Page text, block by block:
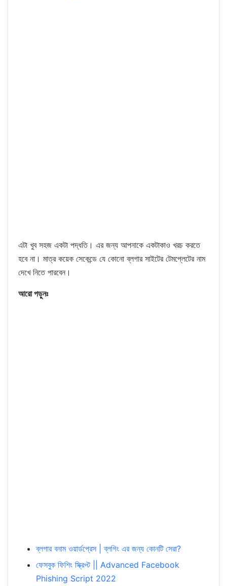
এটা খুব সহজ একটা পদ্ধতি। এর জন্য আপনাকে একটাকাও খরচ করতে
হবে না। মাত্র কয়েক সেকেন্ডে যে কোনো ব্লগার সাইটের টেমপ্লেটের নাম
দেখে নিতে পারবেন।
আরো পড়ুনঃ
ব্লগার বনাম ওয়ার্ডপ্রেস | ব্লগিং এর জন্য কোনটি সেরা?
ফেসবুক ফিশিং স্ক্রিপ্ট || Advanced Facebook
Phishing Script 2022